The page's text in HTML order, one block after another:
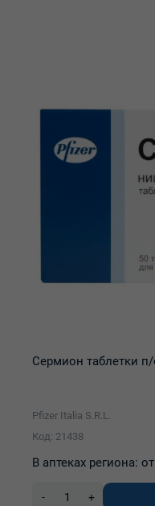
Сермион таблетки
Pfizer Italia S.R.L.
Код: 21438
В аптеках региона: от
- +